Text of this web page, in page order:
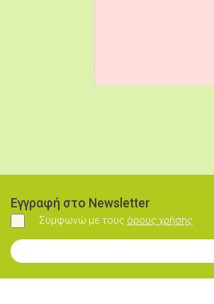
Εγγραφή στο Newsletter
Συμφωνώ
Συμφωνώ με τους όρους χρήσης
Εγγραφή στο Newsletter